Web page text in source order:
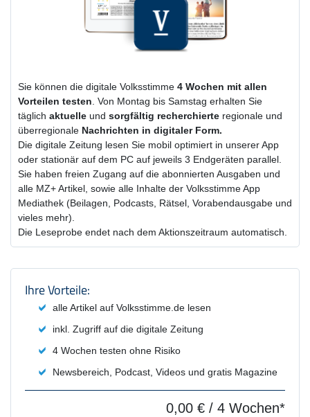
Sie können die digitale Volksstimme 4 Wochen mit allen
Vorteilen testen . Von Montag bis Samstag erhalten Sie
täglich aktuelle und sorgfältig recherchierte regionale und
überregionale Nachrichten in digitaler Form.
Die digitale Zeitung lesen Sie mobil optimiert in unserer App
oder stationär auf dem PC auf jeweils 3 Endgeräten parallel.
Sie haben freien Zugang auf die abonnierten Ausgaben und
alle MZ+ Artikel, sowie alle Inhalte der Volksstimme App
Mediathek (Beilagen, Podcasts, Rätsel, Vorabendausgabe und
vieles mehr).
Die Leseprobe endet nach dem Aktionszeitraum automatisch.
Produktzusammenfassung und
Ihre Vorteile:
alle Artikel auf Volksstimme.de lesen
inkl. Zugriff auf die digitale Zeitung
4 Wochen testen ohne Risiko
Newsbereich, Podcast, Videos und gratis Magazine
0,00 € / 4 Wochen*